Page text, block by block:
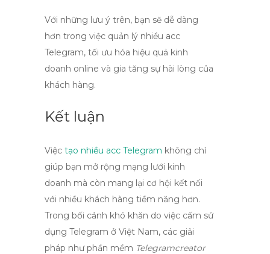
Với những lưu ý trên, bạn sẽ dễ dàng
hơn trong việc quản lý nhiều acc
Telegram, tối ưu hóa hiệu quả kinh
doanh online và gia tăng sự hài lòng của
khách hàng.
Kết luận
Việc tạo nhiều acc Telegram không chỉ
giúp bạn mở rộng mạng lưới kinh
doanh mà còn mang lại cơ hội kết nối
với nhiều khách hàng tiềm năng hơn.
Trong bối cảnh khó khăn do việc cấm sử
dụng Telegram ở Việt Nam, các giải
pháp như phần mềm Telegramcreator